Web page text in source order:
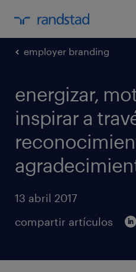
employer branding
energizar,
inspirar a
13 abril 2017
compartir artículos